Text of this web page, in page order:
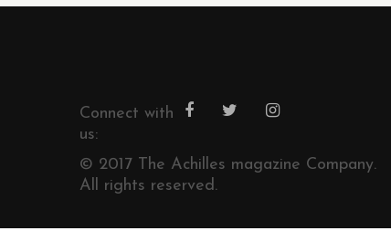
Connect with
us:
© 2017 The Achilles magazine Company.
All rights reserved.